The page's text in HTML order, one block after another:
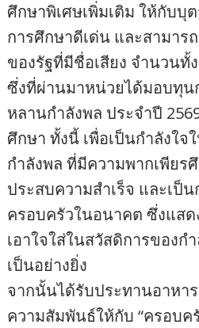
ศึกษาพิเศษเพิ่มเติม ให้กับบุ
การศึกษาดีเด่น และสามาร
ของรัฐที่มีชื่อเสียง จำนวนทั้
ซึ่งที่ผ่านมาหน่วยได้มอบทุน
หลานกำลังพล ประจำปี
ศึกษา ทั้งนี้ เพื่อเป็นกำลังใ
กำลังพล ที่มีความพากเพียร
ประสบความสำเร็จ และเป็
ครอบครัวในอนาคต ซึ่งแสด
เอาใจใส่ในสวัสดิการของก
เป็นอย่างยิ่ง
จากนั้นได้รับประทานอาหา
ความสัมพันธ์ให้กับ “ครอบค